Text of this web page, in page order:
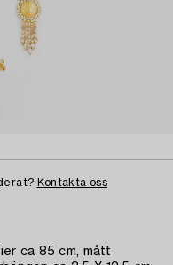
Kontakta oss
ca 85 cm, mått